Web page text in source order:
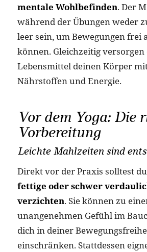
mentale Wohlbefinden. Der
während der Übungen weder
leer sein, um Bewegungen frei
können. Gleichzeitig
Lebensmittel deinen Körper
Nährstoffen und Energie.
Vor dem Yoga: Die
Vorbereitung
Leichte Mahlzeiten sind
Direkt vor der Praxis solltest du
fettige oder schwer
verzichten. Sie können zu
unangenehmen Gefühl im
dich in deiner
einschränken. Stattdessen